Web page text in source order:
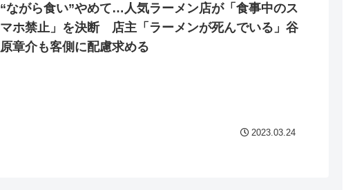
「本気で潰しにきてる」滝沢秀
ァン衝撃
“ながら食い”やめて…人気ラーメン店が「食事中のス
マホ禁止」を決断 店主「ラーメンが死んでいる」谷
原章介も客側に配慮求める
2023.03.24